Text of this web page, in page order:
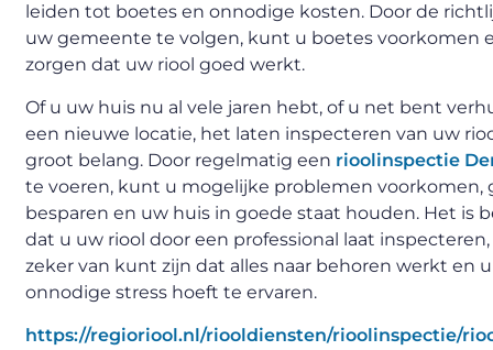
leiden tot boetes en onnodige kosten. Door de
uw gemeente te volgen, kunt u boetes voorkomen
zorgen dat uw riool goed werkt.
Of u uw huis nu al vele jaren hebt, of u net bent
een nieuwe locatie, het laten inspecteren van uw
groot belang. Door regelmatig een rioolinspectie
te voeren, kunt u mogelijke problemen voorkomen,
besparen en uw huis in goede staat houden. Het is
dat u uw riool door een professional laat
zeker van kunt zijn dat alles naar behoren werkt en
onnodige stress hoeft te ervaren.
https://regioriool.nl/riooldiensten/rioolinspectie/